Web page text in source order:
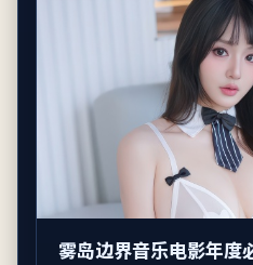
雾岛边界音乐电影年度